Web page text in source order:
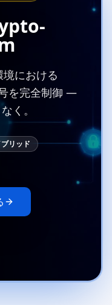
における
を完全制御 —
く。
リッド